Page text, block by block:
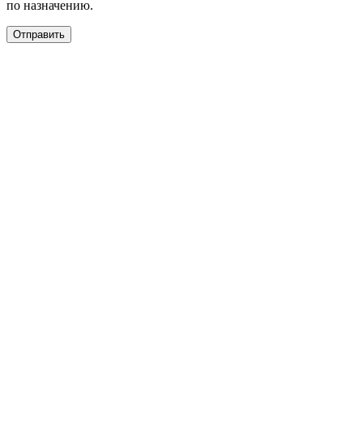
по назначению.
Отправить